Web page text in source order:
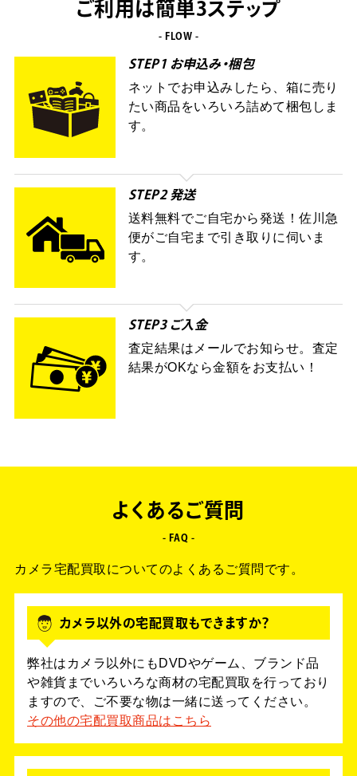
ご利用は簡単3ステップ
- FLOW -
STEP1 お申込み・梱包
ネットでお申込みしたら、箱に売り
たい商品をいろいろ詰めて梱包しま
す。
STEP2 発送
送料無料でご自宅から発送！佐川急
便がご自宅まで引き取りに伺いま
す。
STEP3 ご入金
査定結果はメールでお知らせ。査定
結果がOKなら金額をお支払い！
よくあるご質問
- FAQ -
カメラ宅配買取についてのよくあるご質問です。
カメラ以外の宅配買取もできますか？
弊社はカメラ以外にもDVDやゲーム、ブランド品
や雑貨までいろいろな商材の宅配買取を行っており
ますので、ご不要な物は一緒に送ってください。
その他の宅配買取商品はこちら